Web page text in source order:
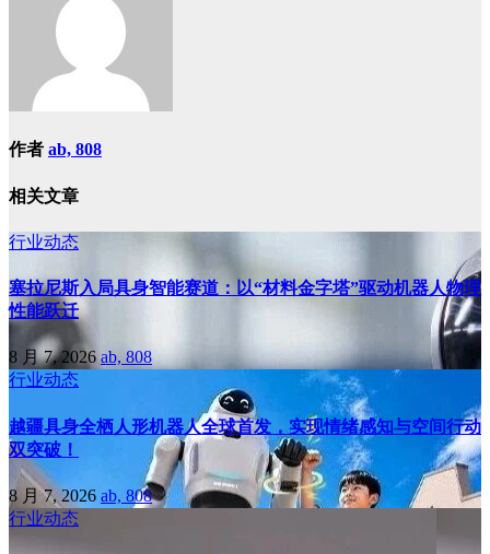
作者 ab, 808
相关文章
行业动态
塞拉尼斯入局具身智能赛道：以“材料金字塔”驱动机器人物理
性能跃迁
8 月 7, 2026 ab, 808
行业动态
越疆具身全栖人形机器人全球首发，实现情绪感知与空间行动
双突破！
8 月 7, 2026 ab, 808
行业动态